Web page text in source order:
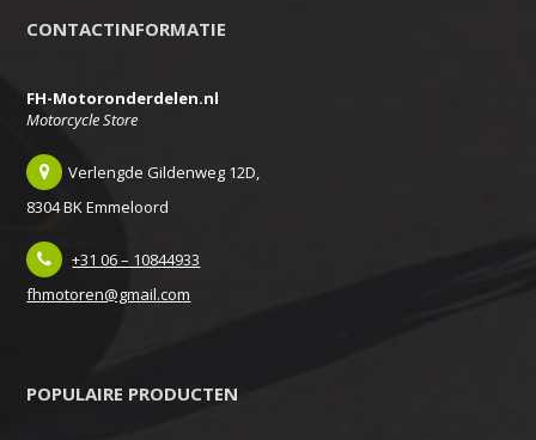
CONTACTINFORMATIE
FH-Motoronderdelen.nl
Motorcycle Store
Verlengde Gildenweg 12D,
8304 BK Emmeloord
+31 06 – 10844933
fhmotoren@gmail.com
POPULAIRE PRODUCTEN